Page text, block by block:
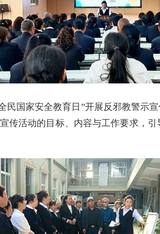
国家安全教育日”开展反邪教警示
传活动的目标、内容与工作要求，